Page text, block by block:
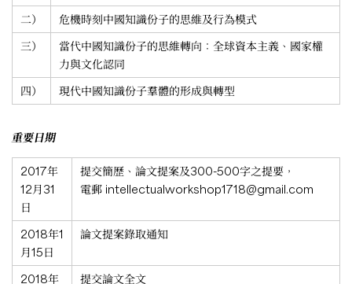
二）
危機時刻中國知識份子的思維及行為模式
三）
當代中國知識份子的思維轉向：全球資本主義、國家權
力與文化認同
四）
現代中國知識份子羣體的形成與轉型
重要日期
2017年
12月31
日
提交簡歷、論文提案及300-500字之提要，
電郵 intellectualworkshop1718@gmail.com
2018年1
月15日
論文提案錄取通知
2018年
提交論文全文